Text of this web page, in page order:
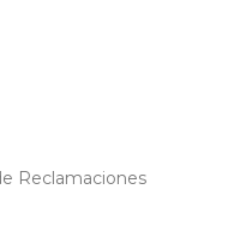
Reclamaciones